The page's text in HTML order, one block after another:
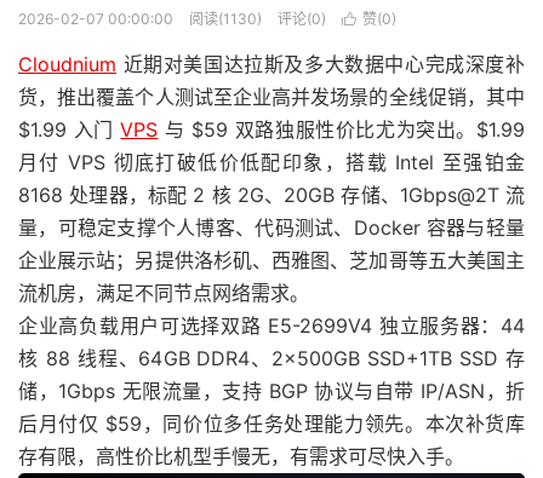
2026-02-07 00:00:00 阅读(1130) 评论(0)  赞(0)
Cloudnium 近期对美国达拉斯及多大数据中心完成深度补
货，推出覆盖个人测试至企业高并发场景的全线促销，其中
$1.99 入门VPS 与 $59 双路独服性价比尤为突出。$1.99
月付 VPS 彻底打破低价低配印象，搭载 Intel 至强铂金
8168 处理器，标配 2 核 2G、20GB 存储、1Gbps@2T 流
量，可稳定支撑个人博客、代码测试、Docker 容器与轻量
企业展示站；另提供洛杉矶、西雅图、芝加哥等五大美国主
流机房，满足不同节点网络需求。
企业高负载用户可选择双路 E5-2699V4 独立服务器：44
核 88 线程、64GB DDR4、2×500GB SSD+1TB SSD 存
储，1Gbps 无限流量，支持 BGP 协议与自带 IP/ASN，折
后月付仅 $59，同价位多任务处理能力领先。本次补货库
存有限，高性价比机型手慢无，有需求可尽快入手。